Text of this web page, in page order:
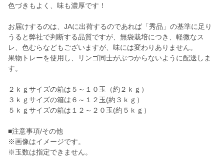
色づきもよく、味も濃厚です！
お届けするのは、JAに出荷するのであれば「秀品」の基準に足り
うると弊社で判断する品質ですが、無袋栽培につき、軽微なス
レ、色むらなどもございますが、味には変わりありません。
果物トレーを使用し、リンゴ同士がぶつからないように配送しま
す。
２ｋｇサイズの箱は５～１０玉（約２ｋｇ）
３ｋｇサイズの箱は６～１２玉(約３ｋｇ）
５ｋｇサイズの箱は１２～２０玉(約５ｋｇ）
■注意事項/その他
※画像はイメージです。
※玉数は指定できません。